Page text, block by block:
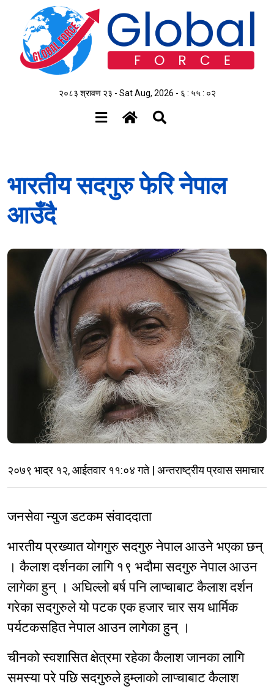
२०८३ श्रावण २३ - Sat Aug, 2026 - ६ : ५५ : ०३
भारतीय सदगुरु फेरि नेपाल
आउँदै
२०७९ भाद्र १२, आईतवार ११:०४ गते | अन्तराष्ट्रीय प्रवास समाचार
जनसेवा न्युज डटकम संवाददाता
भारतीय प्रख्यात योगगुरु ​सदगुरु नेपाल आउने भएका छन्
। कैलाश दर्शनका लागि १९ भदौमा सदगुरु नेपाल आउन
लागेका हुन् । अघिल्लो बर्ष पनि लाप्चाबाट कैलाश दर्शन
गरेका सदगुरुले यो पटक एक हजार चार सय धार्मिक
पर्यटकसहित नेपाल आउन लागेका हुन् ।
चीनको स्वशासित क्षेत्रमा रहेका कैलाश जानका लागि
समस्या परे पछि सदगुरुले हुम्लाको लाप्चाबाट कैलाश